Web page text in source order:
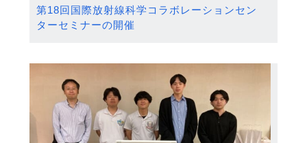
第18回国際放射線科学コラボレーションセン
ターセミナーの開催